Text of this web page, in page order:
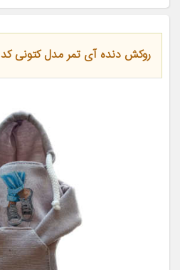
روکش دنده آی تمر مدل کتونی کد 241